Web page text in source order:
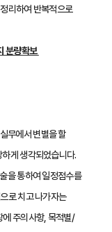
리하여 반복적으로
분량확보
무에서 변별을 할
게 생각되었습니다.
을 통하여 일정점수를
로 치고 나가자는
에 주의사항, 목적별/